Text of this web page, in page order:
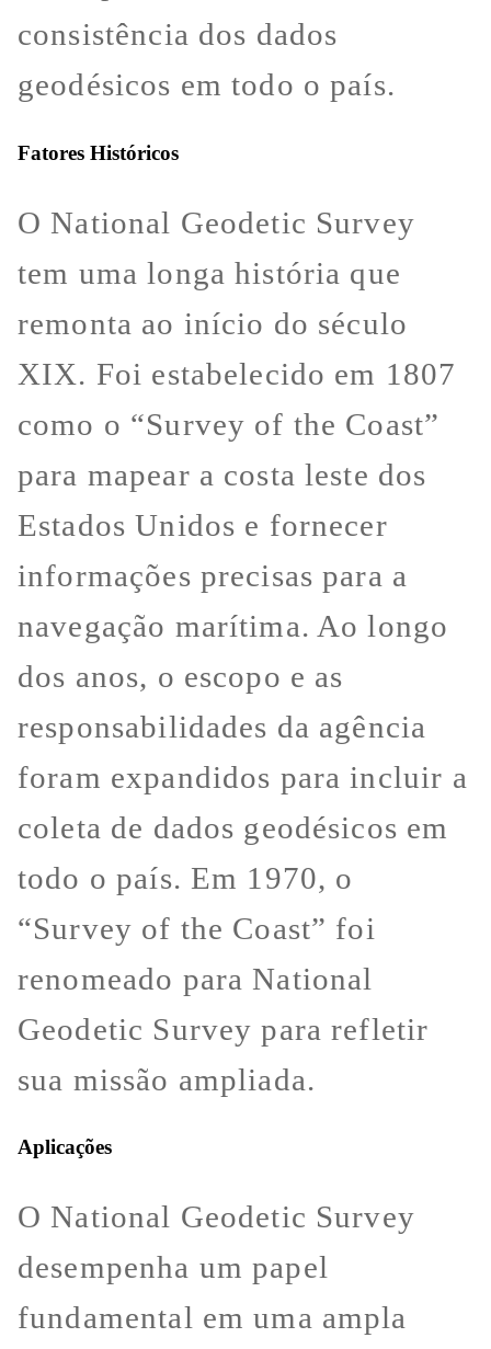
consistência dos dados
geodésicos em todo o país.
Fatores Históricos
O National Geodetic Survey
tem uma longa história que
remonta ao início do século
XIX. Foi estabelecido em 1807
como o “Survey of the Coast”
para mapear a costa leste dos
Estados Unidos e fornecer
informações precisas para a
navegação marítima. Ao longo
dos anos, o escopo e as
responsabilidades da agência
foram expandidos para incluir a
coleta de dados geodésicos em
todo o país. Em 1970, o
“Survey of the Coast” foi
renomeado para National
Geodetic Survey para refletir
sua missão ampliada.
Aplicações
O National Geodetic Survey
desempenha um papel
fundamental em uma ampla